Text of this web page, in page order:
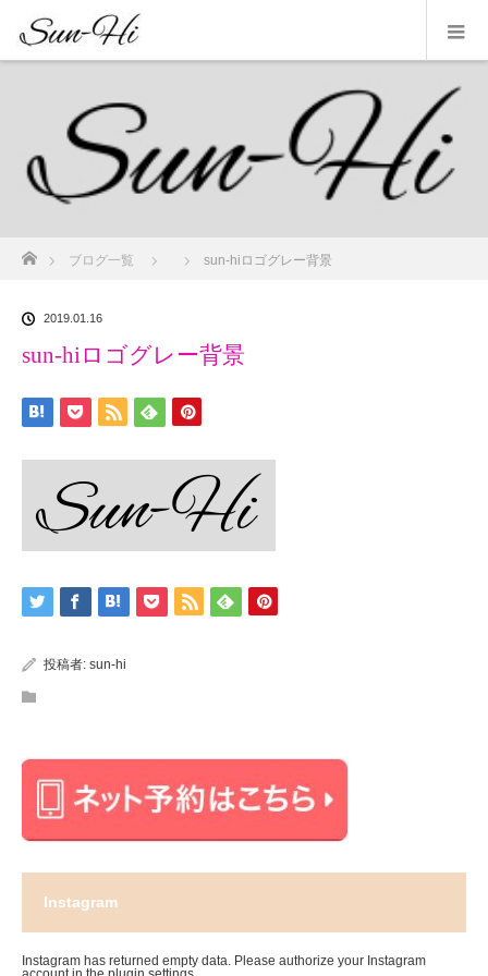
ブログ一覧 sun-hiロゴグレー背景
2019.01.16
sun-hiロゴグレー背景
投稿者: sun-hi
Instagram
Instagram has returned empty data. Please authorize your Instagram